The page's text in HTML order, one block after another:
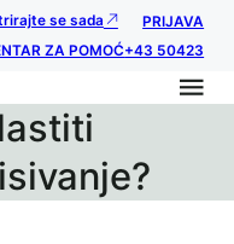
se sada
PRIJAVA
ZA POMOĆ+43 50423